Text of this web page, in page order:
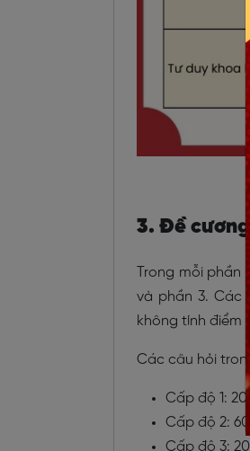
3. Đề
Trong mỗi
và phần 3. Các
không tính điểm
Các câu hỏi
Cấp độ 1: 20%
Cấp độ 2:
Cấp độ 3: